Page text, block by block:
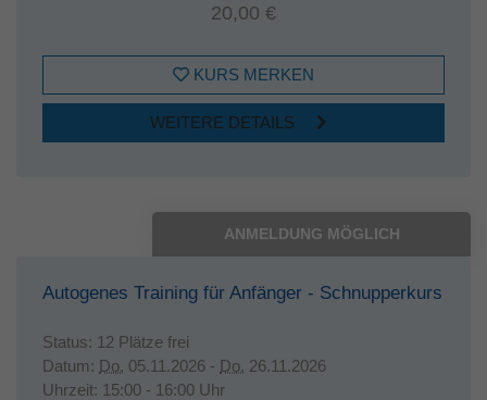
20,00 €
KURS MERKEN
WEITERE DETAILS
ANMELDUNG MÖGLICH
Autogenes Training für Anfänger - Schnupperkurs
Status: 12 Plätze frei
Datum: Do. 05.11.2026 - Do. 26.11.2026
Uhrzeit: 15:00 - 16:00 Uhr